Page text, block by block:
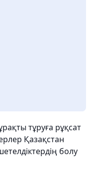
тұруға рұқсат
Қазақстан
болу